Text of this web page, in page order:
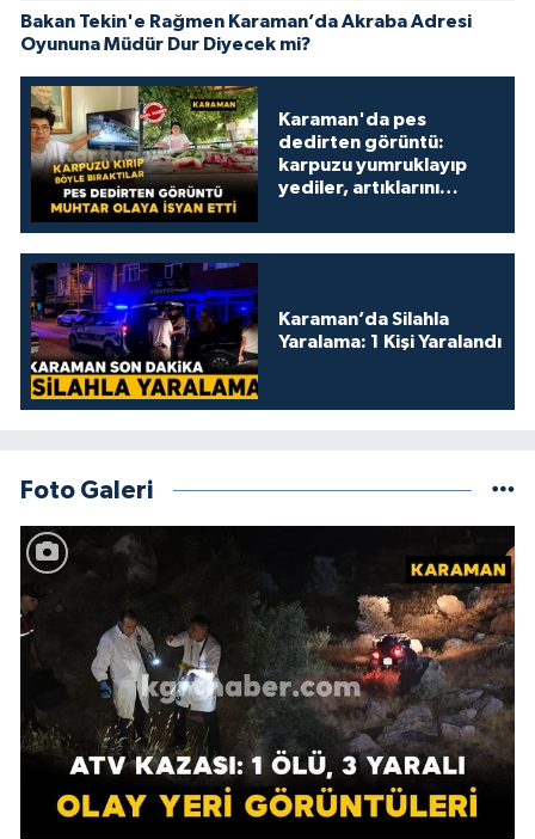
Bakan Tekin'e Rağmen Karaman’da Akraba Adresi
Oyununa Müdür Dur Diyecek mi?
Karaman'da pes
dedirten görüntü:
karpuzu yumruklayıp
yediler, artıklarını
Karaman’da Silahla
Yaralama: 1 Kişi Yaralandı
Foto Galeri